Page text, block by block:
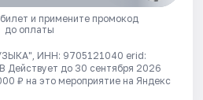
и примените промокод
до оплаты
ИНН: 9705121040 erid:
Действует до 30 сентября 2026
₽ на это мероприятие на Яндекс